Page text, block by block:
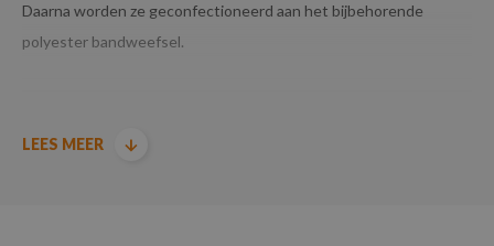
Daarna worden ze geconfectioneerd aan het bijbehorende
polyester bandweefsel.
LEES MEER